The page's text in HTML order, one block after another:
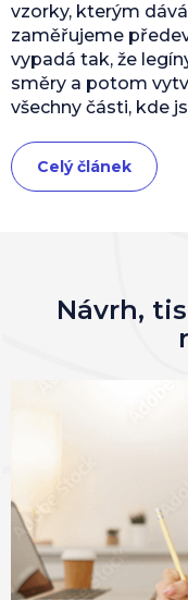
vzorky, kterým
zaměřujeme
vypadá tak, že
směry a potom
všechny části, kde
Celý článek
Návrh,